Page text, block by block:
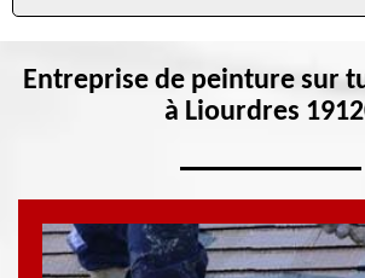
Entreprise de peinture sur
à Liourdres